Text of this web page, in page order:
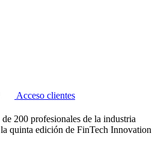
Acceso clientes
de 200 profesionales de la industria
quinta edición de FinTech Innovation